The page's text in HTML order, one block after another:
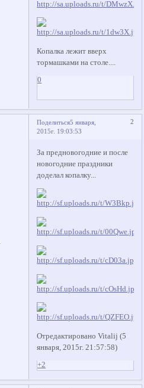
Копалка лежит вверх
тормашками на столе....
0
Поделиться 2
5 января,
2015г. 19:03:53
За предновогодние и после
новогодние праздники
доделал копалку...
Отредактировано Vitalij (5
января, 2015г. 21:57:58)
+2